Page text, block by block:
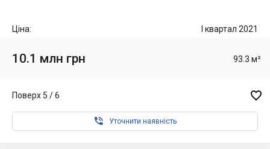
Ціна: I квартал 2021
10.1 млн грн 93.3 м²
Поверх 5 / 6 
 Уточнити наявність